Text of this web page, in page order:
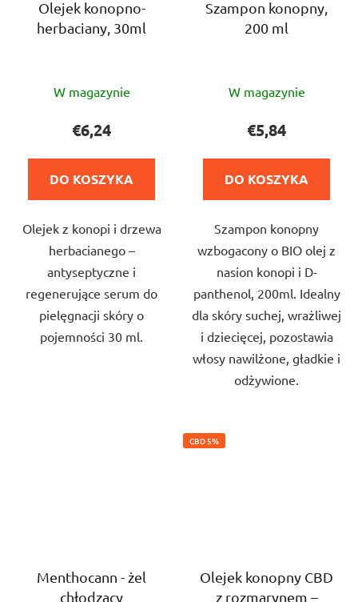
Olejek konopno-
herbaciany, 30ml
ocena
wynosi
4,0
na
gwiazdek.
W magazynie
€6,24
DO KOSZYKA
Olejek z konopi i drzewa
herbacianego –
antyseptyczne i
regenerujące serum do
pielęgnacji skóry o
pojemności 30 ml.
Szampon konopny,
200 ml
ocena
wynosi
5,0
na
gwiazdek.
W magazynie
€5,84
DO KOSZYKA
Szampon konopny
wzbogacony o BIO olej z
nasion konopi i D-
panthenol, 200ml. Idealny
dla skóry suchej, wrażliwej
i dziecięcej, pozostawia
włosy nawilżone, gładkie i
odżywione.
Menthocann - żel
chłodzący
CBD 5%
Olejek konopny CBD
z rozmarynem –